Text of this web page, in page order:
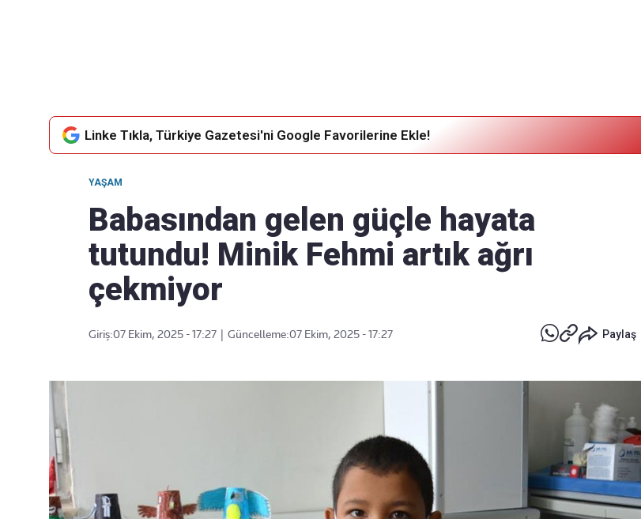
Linke Tıkla, Türkiye Gazetesi'ni Google Favorilerine Ekle!
YAŞAM
Babasından gelen güçle hayata
tutundu! Minik Fehmi artık ağrı
çekmiyor
Giriş:07 Ekim, 2025 - 17:27 Güncelleme:07 Ekim, 2025 - 17:27 Paylaş